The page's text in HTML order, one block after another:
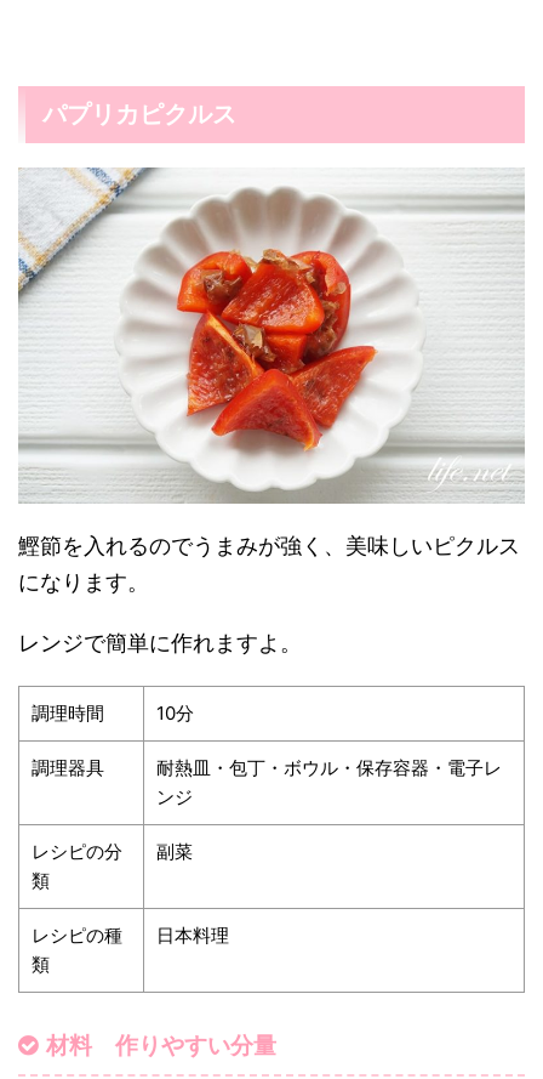
パプリカピクルス
鰹節を入れるのでうまみが強く、美味しいピクルス
になります。
レンジで簡単に作れますよ。
調理時間 10分
調理器具
耐熱皿・包丁・ボウル・保存容器・電子レ
ンジ
レシピの分
類
副菜
レシピの種
類
日本料理
材料 作りやすい分量